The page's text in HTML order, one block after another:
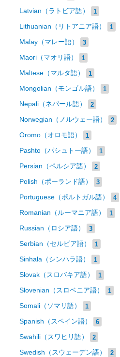
Latvian（ラトビア語） 1
Lithuanian（リトアニア語） 1
Malay（マレー語） 3
Maori（マオリ語） 1
Maltese（マルタ語） 1
Mongolian（モンゴル語） 1
Nepali（ネパール語） 2
Norwegian（ノルウェー語） 2
Oromo（オロモ語） 1
Pashto（パシュトー語） 1
Persian（ペルシア語） 2
Polish（ポーランド語） 3
Portuguese（ポルトガル語） 4
Romanian（ルーマニア語） 1
Russian（ロシア語） 3
Serbian（セルビア語） 1
Sinhala（シンハラ語） 1
Slovak（スロバキア語） 1
Slovenian（スロベニア語） 1
Somali（ソマリ語） 1
Spanish（スペイン語） 6
Swahili（スワヒリ語） 2
Swedish（スウェーデン語） 2